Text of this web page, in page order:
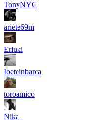
TonyNYC
ariete69m
Erluki
Ioeteinbarca
toroamico
Nika_